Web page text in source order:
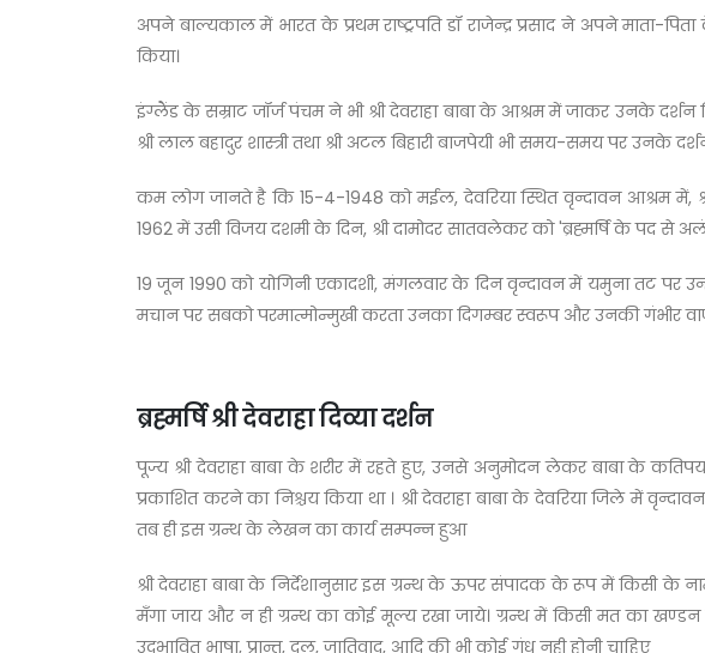
अपने बाल्यकाल में भारत के प्रथम राष्ट्रपति डॉ राजेन्द्र प्रसाद ने अपने माता-
किया।
इंग्लैंड के सम्राट जॉर्ज पंचम ने भी श्री देवराहा बाबा के आश्रम में जाकर उनके दर्शन
श्री लाल बहादुर शास्त्री तथा श्री अटल बिहारी बाजपेयी भी समय-समय पर उनके
कम लोग जानते है कि 15-4-1948 को मईल, देवरिया स्थित वृन्दावन आश्रम में, श्री
1962 में उसी विजय दशमी के दिन, श्री दामोदर सातवलेकर को 'ब्रह्मर्षि के पद से
19 जून 1990 को योगिनी एकादशी, मंगलवार के दिन वृन्दावन में यमुना तट पर
मचान पर सबको परमात्मोन्मुखी करता उनका दिगम्बर स्वरूप और उनकी गंभीर
ब्रह्मर्षि श्री देवराहा दिव्या दर्शन
पूज्य श्री देवराहा बाबा के शरीर में रहते हुए, उनसे अनुमोदन लेकर बाबा के कतिपय
प्रकाशित करने का निश्चय किया था । श्री देवराहा बाबा के देवरिया जिले में
तब ही इस ग्रन्थ के लेखन का कार्य सम्पन्न हुआ
श्री देवराहा बाबा के निर्देशानुसार इस ग्रन्थ के ऊपर संपादक के रूप में किसी के
मँगा जाय और न ही ग्रन्थ का कोई मूल्य रखा जाये। ग्रन्थ में किसी मत का खण्डन
उद्भावित भाषा, प्रान्त, दल, जातिवाद, आदि की भी कोई गंध नही होनी चाहिए